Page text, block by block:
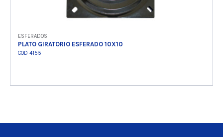
ESFERADOS
PLATO GIRATORIO ESFERADO 10X10
COD 4155